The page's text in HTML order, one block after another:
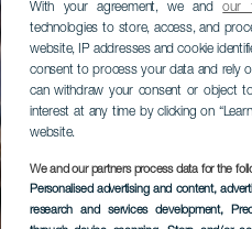
With your agreement, we andour
technologies to store, access, and
website, IP addresses and cookie
consent to process your data and rely
can withdraw your consent or object
interest at any time by clicking on
website.
We and our partners process data for the
Personalised advertising and content,
research and services development,